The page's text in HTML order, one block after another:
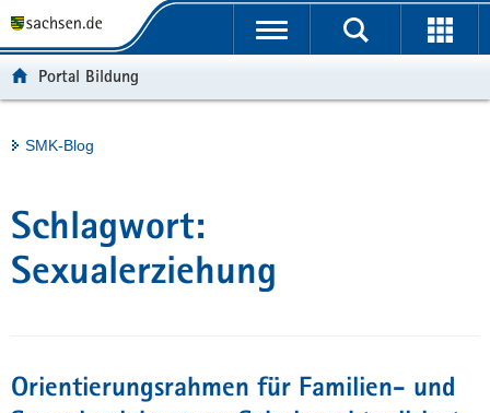
t
e
r
g
r
e
u
h
a
l
t
e
v
e
Portalübergreifende
Portal Bildung
Hauptinhalt
SMK-Blog
Schlagwort:
Sexualerziehung
Orientierungsrahmen für Familien- und